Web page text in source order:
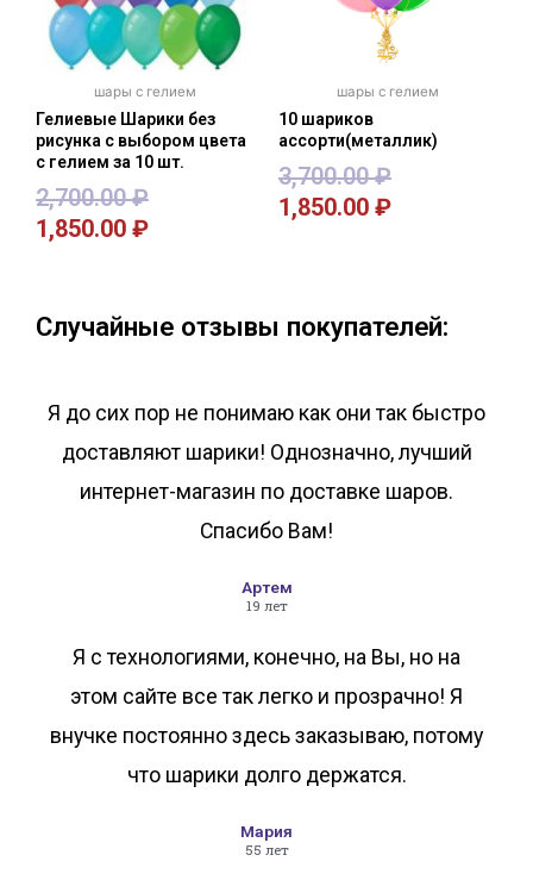
шары с гелием
Гелиевые Шарики без
рисунка с выбором цвета
с гелием за 10 шт.
2,700.00₽
1,850.00 ₽
шары с гелием
10 шариков
ассорти(металлик)
3,700.00₽
1,850.00 ₽
Случайные отзывы покупателей:
Я до сих пор не понимаю как они так быстро
доставляют шарики! Однозначно, лучший
интернет-магазин по доставке шаров.
Спасибо Вам!
Артем
19 лет
Я с технологиями, конечно, на Вы, но на
этом сайте все так легко и прозрачно! Я
внучке постоянно здесь заказываю, потому
что шарики долго держатся.
Мария
55 лет